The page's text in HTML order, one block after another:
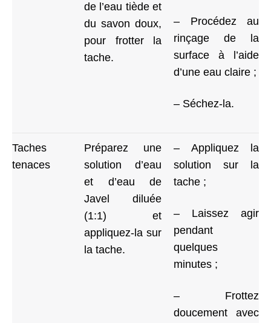
de l’eau tiède et
du savon doux,
pour frotter la
tache.
– Procédez au
rinçage de la
surface à l’aide
d’une eau claire ;
– Séchez-la.
Taches
tenaces
Préparez une
solution d’eau
et d’eau de
Javel diluée
(1:1) et
appliquez-la sur
la tache.
– Appliquez la
solution sur la
tache ;
– Laissez agir
pendant
quelques
minutes ;
– Frottez
doucement avec